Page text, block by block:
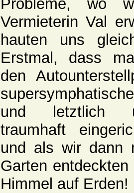
Probleme, wo
Vermieterin Val
hauten uns
Erstmal, dass
den
und letztlich
traumhaft
und als wir dann
Garten
Himmel auf Erden!